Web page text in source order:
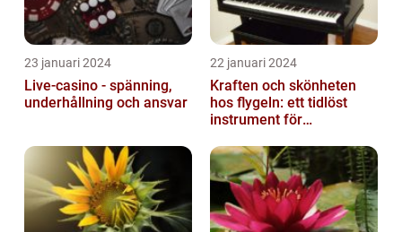
23 januari 2024
Live-casino - spänning,
underhållning och ansvar
22 januari 2024
Kraften och skönheten
hos flygeln: ett tidlöst
instrument för